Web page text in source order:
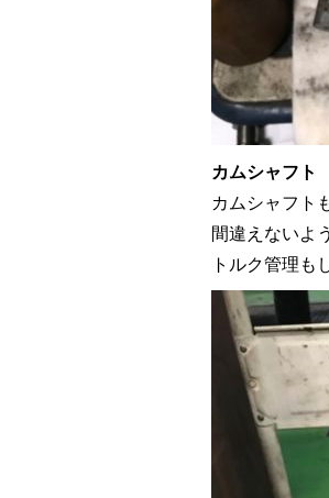
カムシャフト
カムシャフト
間違えないよ
トルク管理も